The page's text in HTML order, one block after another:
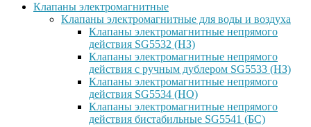
Клапаны электромагнитные
Клапаны электромагнитные для воды и воздуха
Клапаны электромагнитные непрямого
действия SG5532 (НЗ)
Клапаны электромагнитные непрямого
действия с ручным дублером SG5533 (НЗ)
Клапаны электромагнитные непрямого
действия SG5534 (НО)
Клапаны электромагнитные непрямого
действия бистабильные SG5541 (БС)